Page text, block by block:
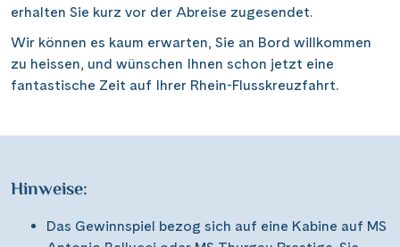
erhalten Sie kurz vor der Abreise zugesendet.
Wir können es kaum erwarten, Sie an Bord willkommen
zu heissen, und wünschen Ihnen schon jetzt eine
fantastische Zeit auf Ihrer Rhein-Flusskreuzfahrt.
Hinweise:
Das Gewinnspiel bezog sich auf eine Kabine auf MS